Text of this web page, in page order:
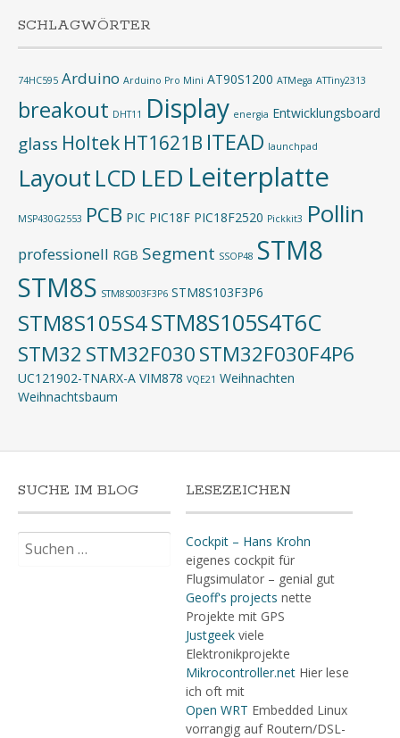
SCHLAGWÖRTER
74HC595 Arduino Arduino Pro Mini AT90S1200 ATMega ATTiny2313
breakout DHT11 Display energia Entwicklungsboard
glass Holtek HT1621B ITEAD launchpad
Layout LCD LED Leiterplatte
MSP430G2553 PCB PIC PIC18F PIC18F2520 Pickkit3 Pollin
professionell RGB Segment SSOP48 STM8
STM8S STM8S003F3P6 STM8S103F3P6
STM8S105S4STM8S105S4T6C
STM32 STM32F030STM32F030F4P6
UC121902-TNARX-A VIM878 VQE21 Weihnachten
Weihnachtsbaum
SUCHE IM BLOG
nach:
LESEZEICHEN
Cockpit – Hans Krohn
eigenes cockpit für
Flugsimulator – genial gut
Geoff's projects nette
Projekte mit GPS
Justgeekviele
Elektronikprojekte
Mikrocontroller.netHier lese
ich oft mit
Open WRT Embedded Linux
vorrangig auf Routern/DSL-